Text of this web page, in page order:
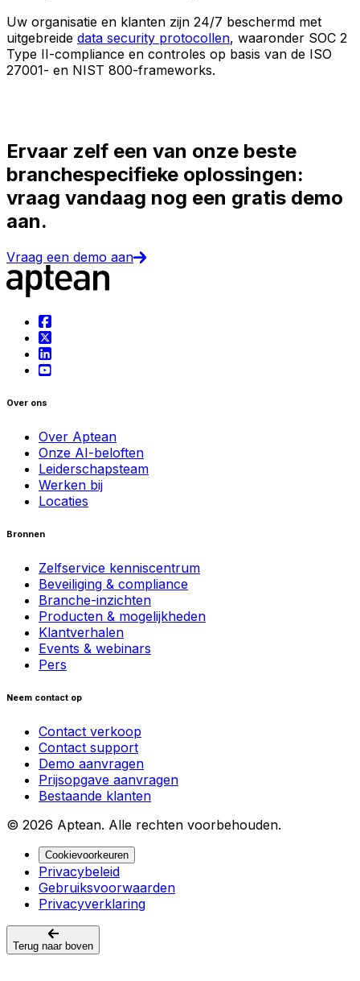
Uw organisatie en klanten zijn 24/7 beschermd met
uitgebreide data security protocollen, waaronder SOC 2
Type II-compliance en controles op basis van de ISO
27001- en NIST 800-frameworks.
Ervaar zelf een van onze beste
branchespecifieke oplossingen:
vraag vandaag nog een gratis demo
aan.
Vraag een demo aan
Over ons
Over Aptean
Onze AI-beloften
Leiderschapsteam
Werken bij
Locaties
Bronnen
Zelfservice kenniscentrum
Beveiliging & compliance
Branche-inzichten
Producten & mogelijkheden
Klantverhalen
Events & webinars
Pers
Neem contact op
Contact verkoop
Contact support
Demo aanvragen
Prijsopgave aanvragen
Bestaande klanten
© 2026 Aptean. Alle rechten voorbehouden.
Cookievoorkeuren
Privacybeleid
Gebruiksvoorwaarden
Privacyverklaring
Terug naar boven